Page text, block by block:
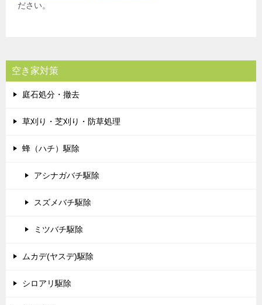
ださい。
空き家対策
庭石処分・撤去
草刈り・芝刈り・防草処理
蜂（ハチ）駆除
アシナガバチ駆除
スズメバチ駆除
ミツバチ駆除
ムカデ(ヤスデ)駆除
シロアリ駆除